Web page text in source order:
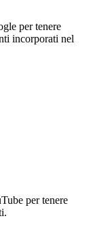
per tenere
incorporati nel
per tenere